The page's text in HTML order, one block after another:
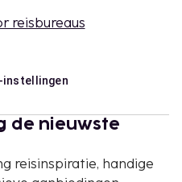
reisbureaus
instellingen
de nieuwste
reisinspiratie, handige